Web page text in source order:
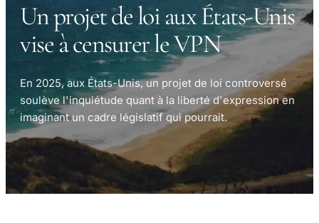
Un projet de loi aux États-Unis
vise à censurer le VPN
En 2025, aux États-Unis, un projet de loi controversé
soulève l'inquiétude quant à la liberté d'expression en
imaginant un cadre législatif qui pourrait.